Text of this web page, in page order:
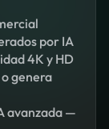
por IA
4K y HD
genera
avanzada —